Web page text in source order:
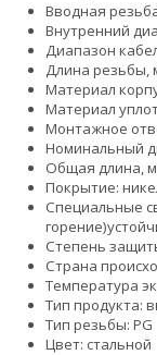
Вводная
Внутренний
Диапазон
Длина резьбы,
Материал
Материал
Монтажное
Номинальный
Общая длина,
Покрытие:
Специальные
горение)
Степень
Страна
Температура
Тип продукта:
Тип резьбы: PG
Цвет: стальной